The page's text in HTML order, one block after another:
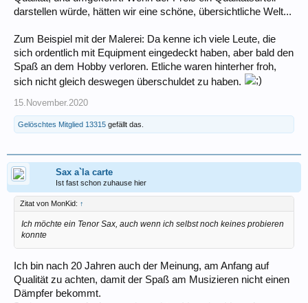
darstellen würde, hätten wir eine schöne, übersichtliche Welt...
Zum Beispiel mit der Malerei: Da kenne ich viele Leute, die
sich ordentlich mit Equipment eingedeckt haben, aber bald den
Spaß an dem Hobby verloren. Etliche waren hinterher froh,
sich nicht gleich deswegen überschuldet zu haben.
15.November.2020
Gelöschtes Mitglied 13315 gefällt das.
Sax a`la carte
Ist fast schon zuhause hier
Zitat von MonKid: ↑
Ich möchte ein Tenor Sax, auch wenn ich selbst noch keines probieren
konnte
Ich bin nach 20 Jahren auch der Meinung, am Anfang auf
Qualität zu achten, damit der Spaß am Musizieren nicht einen
Dämpfer bekommt.